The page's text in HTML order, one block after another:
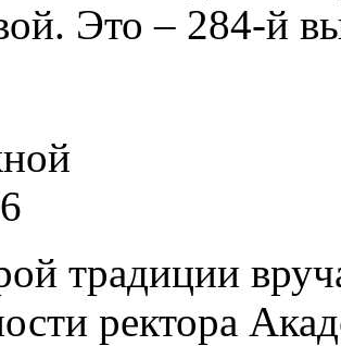
Это – 284-й
традиции
ректора